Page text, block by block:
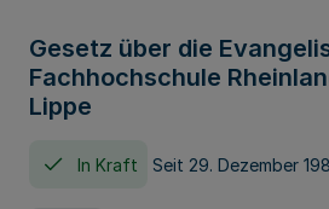
Gesetz über die
Fachhochschule
Lippe
In Kraft Seit 29. Dezember